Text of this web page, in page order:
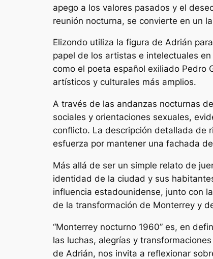
apego a los valores pasados y el
reunión nocturna, se convierte en un
Elizondo utiliza la figura de Adrián
papel de los artistas e intelectuales
como el poeta español exiliado Pedro
artísticos y culturales más amplios.
A través de las andanzas nocturnas
sociales y orientaciones sexuales,
conflicto. La descripción detallada de
esfuerza por mantener una fachada
Más allá de ser un simple relato de
identidad de la ciudad y sus
influencia estadounidense, junto con
de la transformación de Monterrey y
“Monterrey nocturno 1960” es, en
las luchas, alegrías y
de Adrián, nos invita a reflexionar